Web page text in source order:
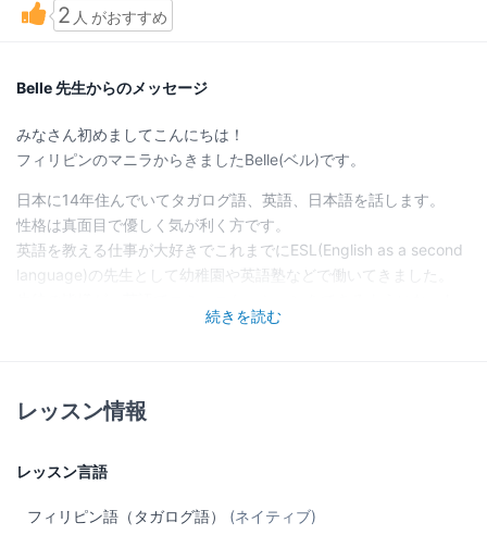
2 人 がおすすめ
Belle 先生からのメッセージ
みなさん初めましてこんにちは！
フィリピンのマニラからきましたBelle(ベル)です。
日本に14年住んでいてタガログ語、英語、日本語を話します。
性格は真面目で優しく気が利く方です。
英語を教える仕事が大好きでこれまでにESL(English as a second
language)の先生として幼稚園や英語塾などで働いてきました。
り、テストや試験に合格する手助けを効率的に楽しくレッスンす
ESL teacher since 2019 at a private English school and a
socializing and I like to run fun dynamic classes where my
experiences.
続きを読む
レッスン情報
レッスン言語
フィリピン語（タガログ語）
(ネイティブ)